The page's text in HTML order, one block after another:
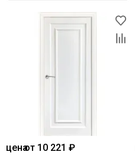
ценаот 10 221 ₽